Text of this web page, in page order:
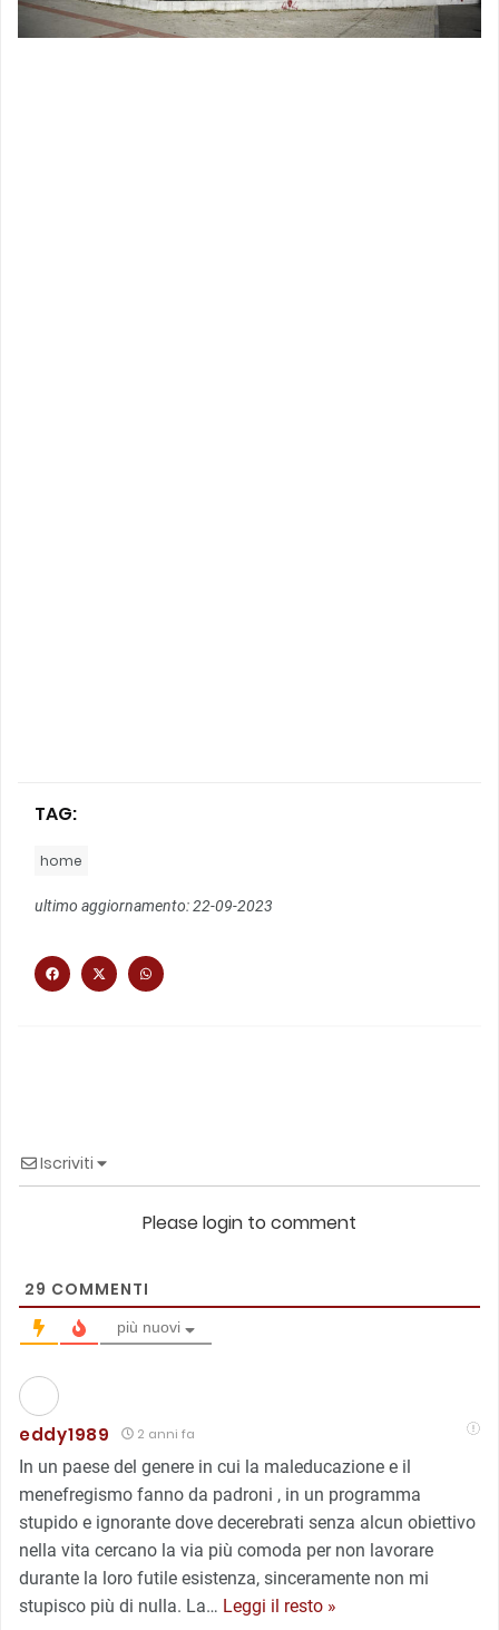
TAG:
home
ultimo aggiornamento: 22-09-2023
Iscriviti
Please login to comment
29 COMMENTI
più nuovi
eddy1989 2 anni fa
In un paese del genere in cui la maleducazione e il
menefregismo fanno da padroni , in un programma
stupido e ignorante dove decerebrati senza alcun obiettivo
nella vita cercano la via più comoda per non lavorare
durante la loro futile esistenza, sinceramente non mi
stupisco più di nulla. La… Leggi il resto »